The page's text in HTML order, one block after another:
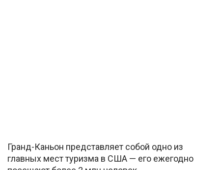
Гранд-Каньон представляет собой одно из
главных мест туризма в США — его ежегодно